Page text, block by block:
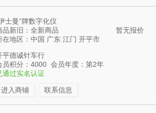
士曼”牌数字化仪
品新旧：全新商品
在地区：中国 广东 江门 开平市
暂无报价
平德诚针车行
员积分：4000 会员年度：第2年
通过实名认证
进入商铺 联系信息